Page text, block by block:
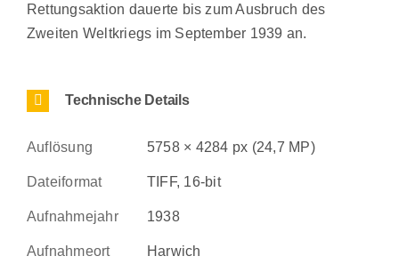
Rettungsaktion dauerte bis zum Ausbruch des
Zweiten Weltkriegs im September 1939 an.
Technische Details
Auflösung 5758 × 4284 px (24,7 MP)
Dateiformat TIFF, 16-bit
Aufnahmejahr 1938
Aufnahmeort Harwich